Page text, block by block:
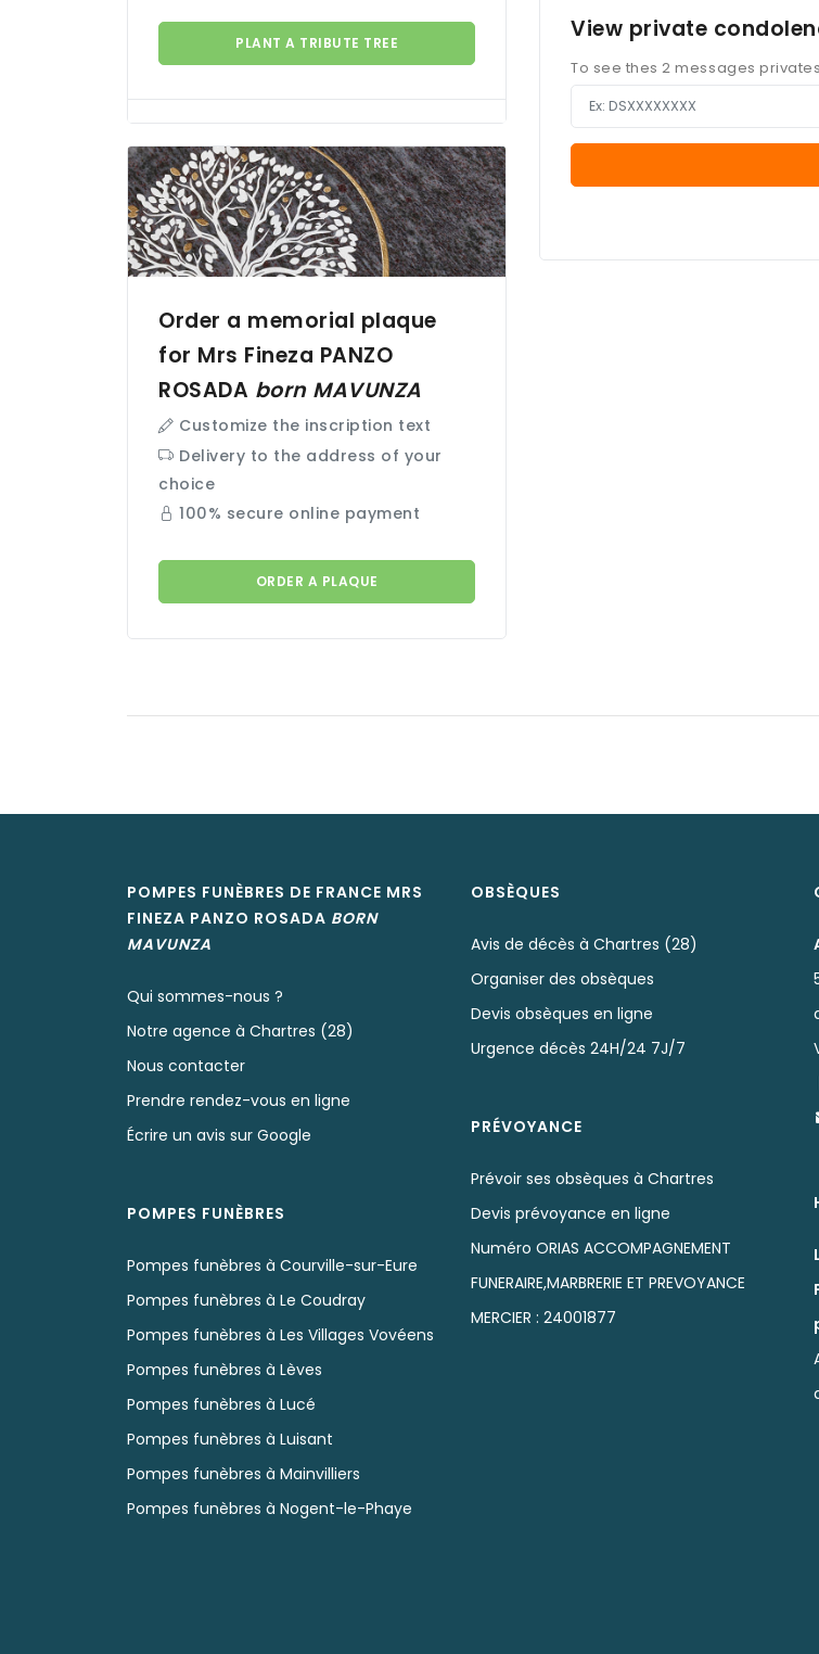
PLANT A TRIBUTE TREE
Order a memorial plaque
for Mrs Fineza PANZO
ROSADA born MAVUNZA
Customize the inscription text
Delivery to the address of your
choice
100% secure online payment
ORDER A PLAQUE
View private
To see thes 2 messages
POMPES FUNÈBRES DE FRANCE MRS
FINEZA PANZO ROSADA BORN
MAVUNZA
Qui sommes-nous ?
Notre agence à Chartres (28)
Nous contacter
Prendre rendez-vous en ligne
Écrire un avis sur Google
POMPES FUNÈBRES
Pompes funèbres à Courville-sur-Eure
Pompes funèbres à Le Coudray
Pompes funèbres à Les Villages Vovéens
Pompes funèbres à Lèves
Pompes funèbres à Lucé
Pompes funèbres à Luisant
Pompes funèbres à Mainvilliers
Pompes funèbres à Nogent-le-Phaye
OBSÈQUES
Avis de décès à Chartres (28)
Organiser des obsèques
Devis obsèques en ligne
Urgence décès 24H/24 7J/7
PRÉVOYANCE
Prévoir ses obsèques à Chartres
Devis prévoyance en ligne
Numéro ORIAS ACCOMPAGNEMENT
FUNERAIRE,MARBRERIE ET PREVOYANCE
MERCIER : 24001877